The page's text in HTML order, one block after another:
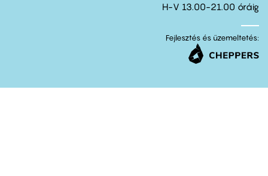
H-V 13.00-21.00 óráig
Fejlesztés és üzemeltetés: